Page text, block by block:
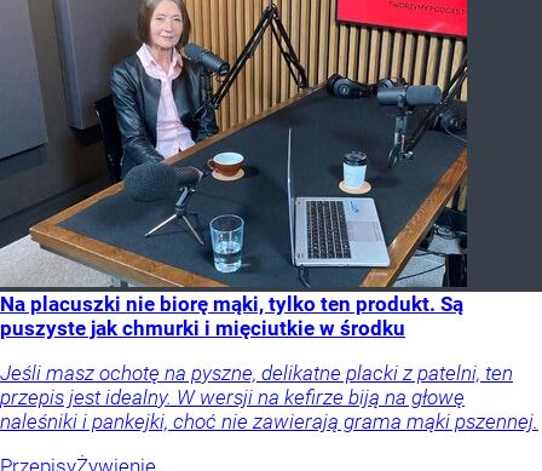
Na placuszki nie biorę mąki, tylko ten produkt. Są
puszyste jak chmurki i mięciutkie w środku
Jeśli masz ochotę na pyszne, delikatne placki z patelni, ten
przepis jest idealny. W wersji na kefirze biją na głowę
naleśniki i pankejki, choć nie zawierają grama mąki pszennej.
PrzepisyŻywienie